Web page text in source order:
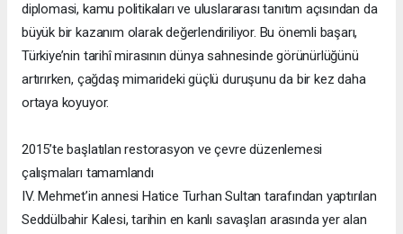
diplomasi, kamu politikaları ve uluslararası tanıtım açısından da
büyük bir kazanım olarak değerlendiriliyor. Bu önemli başarı,
Türkiye’nin tarihî mirasının dünya sahnesinde görünürlüğünü
artırırken, çağdaş mimarideki güçlü duruşunu da bir kez daha
ortaya koyuyor.
2015’te başlatılan restorasyon ve çevre düzenlemesi
çalışmaları tamamlandı
IV. Mehmet’in annesi Hatice Turhan Sultan tarafından yaptırılan
Seddülbahir Kalesi, tarihin en kanlı savaşları arasında yer alan